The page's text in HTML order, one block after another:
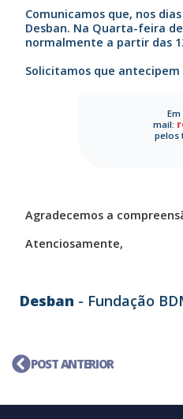
Comunicamos que, nos dias
Desban. Na Quarta-feira
normalmente a partir das
Solicitamos que
mail:
pelos
Agradecemos a
Atenciosamente,
Desban - Fundação
POST ANTERIOR